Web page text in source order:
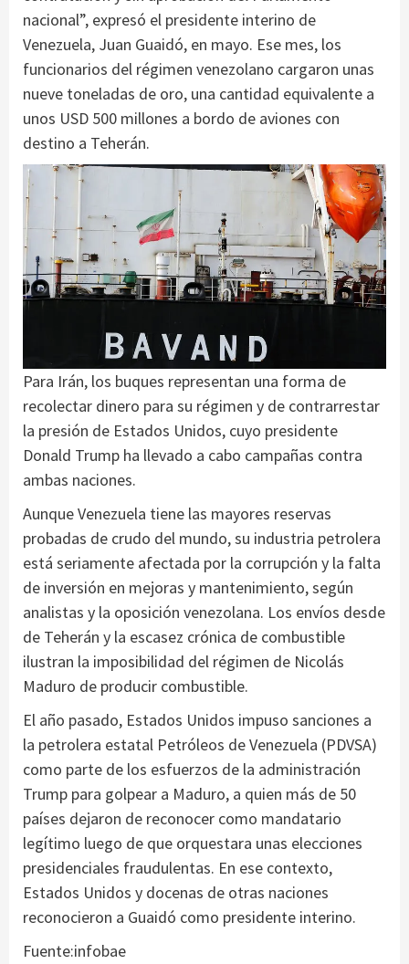
nacional”, expresó el presidente interino de
Venezuela, Juan Guaidó, en mayo. Ese mes, los
funcionarios del régimen venezolano cargaron unas
nueve toneladas de oro, una cantidad equivalente a
unos USD 500 millones a bordo de aviones con
destino a Teherán.
Para Irán, los buques representan una forma de
recolectar dinero para su régimen y de contrarrestar
la presión de Estados Unidos, cuyo presidente
Donald Trump ha llevado a cabo campañas contra
ambas naciones.
Aunque Venezuela tiene las mayores reservas
probadas de crudo del mundo, su industria petrolera
está seriamente afectada por la corrupción y la falta
de inversión en mejoras y mantenimiento, según
analistas y la oposición venezolana. Los envíos desde
de Teherán y la escasez crónica de combustible
ilustran la imposibilidad del régimen de Nicolás
Maduro de producir combustible.
El año pasado, Estados Unidos impuso sanciones a
la petrolera estatal Petróleos de Venezuela (PDVSA)
como parte de los esfuerzos de la administración
Trump para golpear a Maduro, a quien más de 50
países dejaron de reconocer como mandatario
legítimo luego de que orquestara unas elecciones
presidenciales fraudulentas. En ese contexto,
Estados Unidos y docenas de otras naciones
reconocieron a Guaidó como presidente interino.
Fuente:infobae